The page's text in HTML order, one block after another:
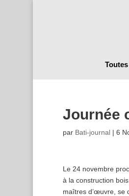
Journée
par Bati-journal| 6
Le 24 novembre
à la construction
maîtres d’œuvre, se